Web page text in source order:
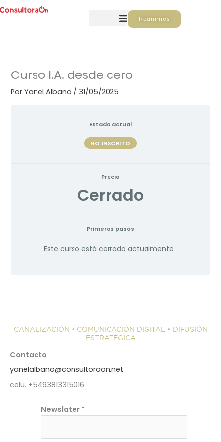
Ir
Reunirnos
Curso I.A. desde cero
PorYanel Albano / 31/05/2025
Estado actual
NO INSCRITO
Precio
Cerrado
Primeros pasos
Este curso está cerrado actualmente
CANALIZACIÓN • COMUNICACIÓN DIGITAL • DIFUSIÓN
ESTRATÉGICA
Contacto
yanelalbano@consultoraon.net
celu. +5493813315016
e
s
Newslater *